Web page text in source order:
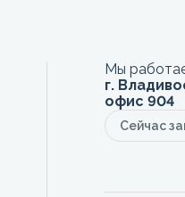
Мы
г.
офис 904
Сейчас